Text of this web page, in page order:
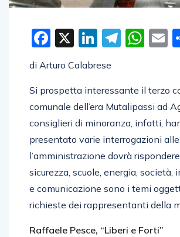
Facebook
X LinkedIn
di Arturo Calabrese
Si prospetta interessante il terzo
comunale dell’era Mutalipassi ad
consiglieri di minoranza, infatti,
presentato varie interrogazioni
l’amministrazione dovrà
sicurezza, scuole, energia, società,
e comunicazione sono i temi
richieste dei rappresentanti della
Raffaele Pesce, “Liberi e Forti”